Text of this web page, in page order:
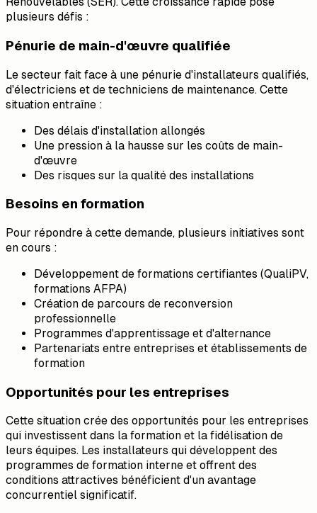
plusieurs défis :
Pénurie de main-d'œuvre qualifiée
Le secteur fait face à une pénurie d'installateurs qualifiés,
d'électriciens et de techniciens de maintenance. Cette
situation entraîne :
Des délais d'installation allongés
Une pression à la hausse sur les coûts de main-
d'œuvre
Des risques sur la qualité des installations
Besoins en formation
Pour répondre à cette demande, plusieurs initiatives sont
en cours :
Développement de formations certifiantes (QualiPV,
formations AFPA)
Création de parcours de reconversion
professionnelle
Programmes d'apprentissage et d'alternance
Partenariats entre entreprises et établissements de
formation
Opportunités pour les entreprises
Cette situation crée des opportunités pour les entreprises
qui investissent dans la formation et la fidélisation de
leurs équipes. Les installateurs qui développent des
programmes de formation interne et offrent des
conditions attractives bénéficient d'un avantage
concurrentiel significatif.